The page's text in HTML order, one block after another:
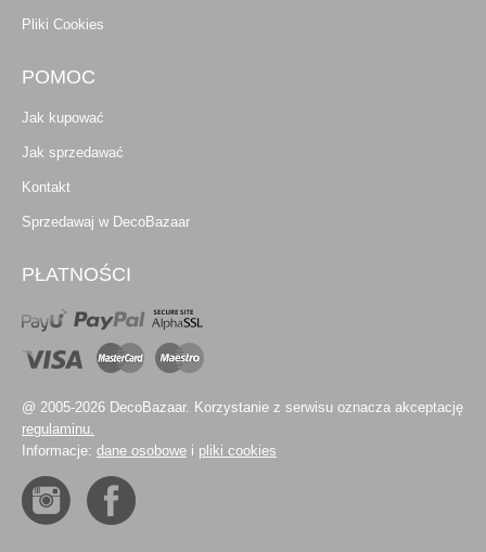
Pliki Cookies
POMOC
Jak kupować
Jak sprzedawać
Kontakt
Sprzedawaj w DecoBazaar
PŁATNOŚCI
@ 2005-2026 DecoBazaar. Korzystanie z serwisu oznacza akceptację
regulaminu.
Informacje: dane osobowe i pliki cookies